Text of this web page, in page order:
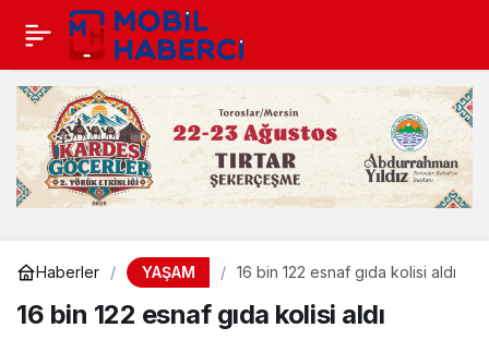
Haberler YAŞAM 16 bin 122 esnaf gıda kolisi aldı
16 bin 122 esnaf gıda kolisi aldı